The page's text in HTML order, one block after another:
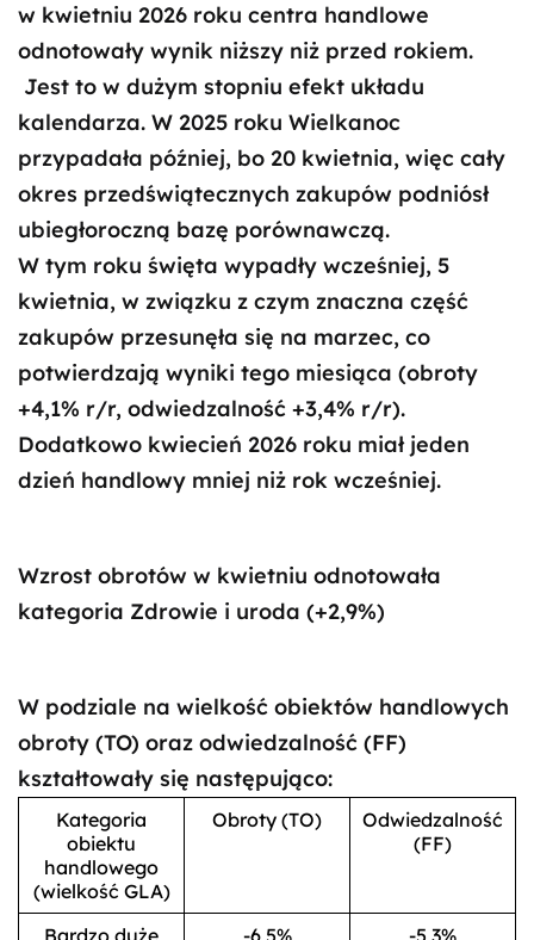
w kwietniu 2026 roku centra handlowe
odnotowały wynik niższy niż przed rokiem.
Jest to w dużym stopniu efekt układu
kalendarza. W 2025 roku Wielkanoc
przypadała później, bo 20 kwietnia, więc cały
okres przedświątecznych zakupów podniósł
ubiegłoroczną bazę porównawczą.
W tym roku święta wypadły wcześniej, 5
kwietnia, w związku z czym znaczna część
zakupów przesunęła się na marzec, co
potwierdzają wyniki tego miesiąca (obroty
+4,1% r/r, odwiedzalność +3,4% r/r).
Dodatkowo kwiecień 2026 roku miał jeden
dzień handlowy mniej niż rok wcześniej.
Wzrost obrotów w kwietniu odnotowała
kategoria Zdrowie i uroda (+2,9%)
W podziale na wielkość obiektów handlowych
obroty (TO) oraz odwiedzalność (FF)
kształtowały się następująco:
Kategoria
obiektu
handlowego
(wielkość GLA)
Obroty (TO)
Odwiedzalność
(FF)
Bardzo duże -6,5% -5,3%